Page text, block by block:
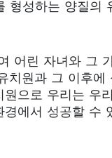
성하는 양질의
어린 자녀와 그
원과 그 이후
으로 우리는 우
에서 성공할 수